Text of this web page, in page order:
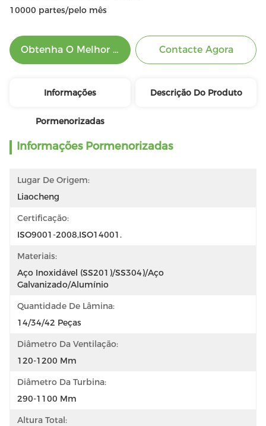
10000 partes/pelo mês
Obtenha O Melhor Preço Contacte Agora
Informações
Pormenorizadas
Descrição Do Produto
Informações Pormenorizadas
Lugar De Origem:
Liaocheng
Certificação:
ISO9001-2008,ISO14001.
Materiais:
Aço Inoxidável (SS201)/SS304)/Aço
Galvanizado/Alumínio
Quantidade De Lâmina:
14/34/42 Peças
Diâmetro Da Ventilação:
120-1200 Mm
Diâmetro Da Turbina:
290-1100 Mm
Altura Total: